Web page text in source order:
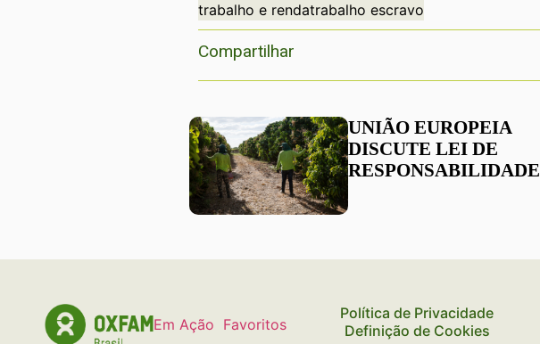
trabalho e rendatrabalho escravo
Compartilhar
UNIÃO EUROPEIA
DISCUTE LEI DE
RESPONSABILIDADE
Em Ação Favoritos
Política de Privacidade
Definição de Cookies